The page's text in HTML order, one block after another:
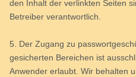
den Inhalt der verlinkten Seiten
Betreiber verantwortlich.
5. Der Zugang zu
gesicherten Bereichen ist
Anwender erlaubt. Wir behalten